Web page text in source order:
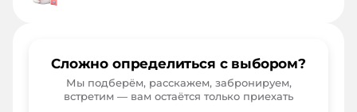
Сложно определиться с выбором?
Мы подберём, расскажем, забронируем,
встретим — вам остаётся только приехать